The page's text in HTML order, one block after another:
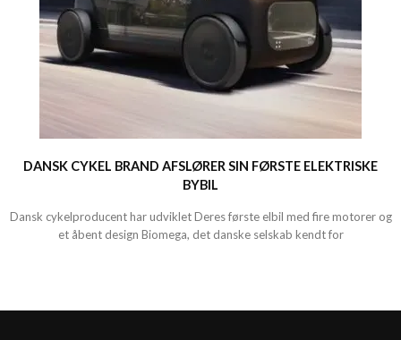
DANSK CYKEL BRAND AFSLØRER SIN FØRSTE ELEKTRISKE
BYBIL
Dansk cykelproducent har udviklet Deres første elbil med fire motorer og
et åbent design Biomega, det danske selskab kendt for